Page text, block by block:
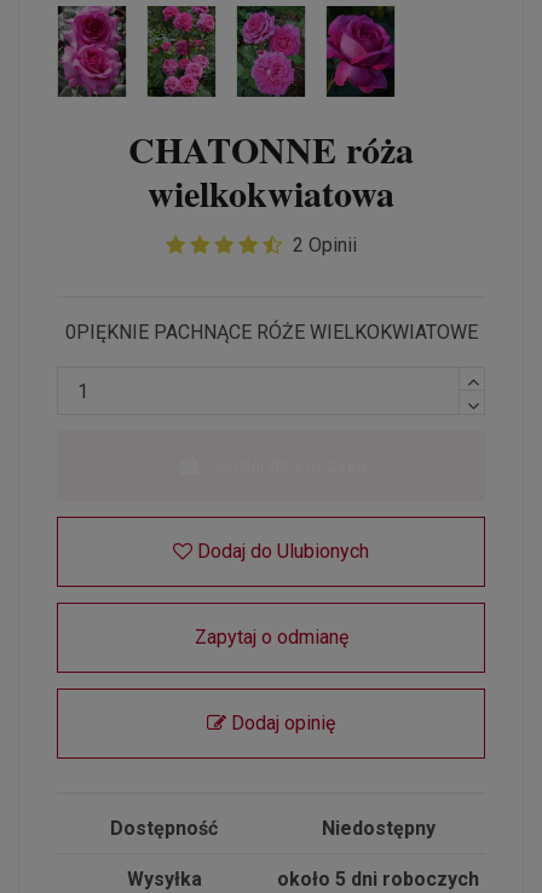
CHATONNE róża
wielkokwiatowa
2 Opinii
0PIĘKNIE PACHNĄCE RÓŻE WIELKOKWIATOWE
Dodaj do Ulubionych
Zapytaj o odmianę
Dodaj opinię
Dostępność Niedostępny
Wysyłka około 5 dni roboczych